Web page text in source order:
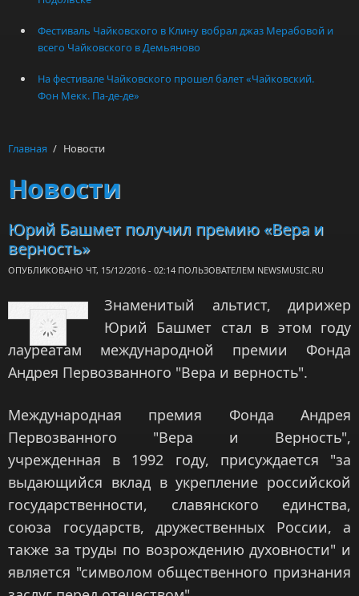
Фестиваль Чайковского в Клину вобрал джаз Мерабовой и
всего Чайковского в Демьяново
На фестивале Чайковского прошел балет «Чайковский.
Фон Мекк. Па-де-де»
Главная / Новости
Новости
Юрий Башмет получил премию «Вера и
верность»
ОПУБЛИКОВАНО ЧТ, 15/12/2016 - 02:14 ПОЛЬЗОВАТЕЛЕМ NEWSMUSIC.RU
Знаменитый альтист, дирижер
Юрий Башмет стал в этом году
лауреатам международной премии Фонда
Андрея Первозванного "Вера и верность".
Международная премия Фонда Андрея
Первозванного "Вера и Верность",
учрежденная в 1992 году, присуждается "за
выдающийся вклад в укрепление российской
государственности, славянского единства,
союза государств, дружественных России, а
также за труды по возрождению духовности" и
является "символом общественного признания